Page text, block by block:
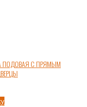
ПОДОВАЯ С ПРЯМЫМ